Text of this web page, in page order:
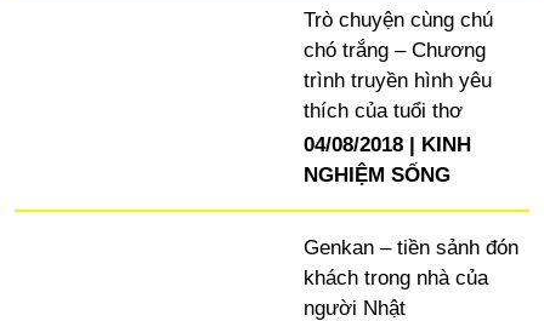
Trò chuyện cùng chú
chó trắng – Chương
trình truyền hình yêu
thích của tuổi thơ
04/08/2018
KINH
NGHIỆM SỐNG
Genkan – tiền sảnh đón
khách trong nhà của
người Nhật